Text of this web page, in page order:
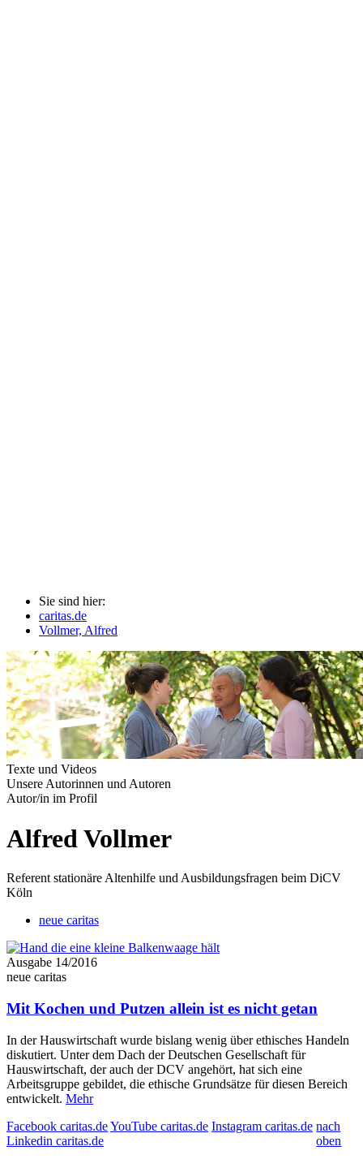
Sie sind hier:
caritas.de
Vollmer, Alfred
Texte und Videos
Unsere Autorinnen und Autoren
Autor/in im Profil
Alfred Vollmer
Referent stationäre Altenhilfe und Ausbildungs­fragen beim DiCV
Köln
neue caritas
Ausgabe 14/2016
neue caritas
Mit Kochen und Putzen allein ist es nicht getan
In der Hauswirtschaft wurde bislang wenig über ethisches Handeln
diskutiert. Unter dem Dach der Deutschen Gesellschaft für
Hauswirtschaft, der auch der DCV angehört, hat sich eine
Arbeitsgruppe gebildet, die ethische Grundsätze für diesen Bereich
entwickelt. Mehr
Facebook caritas.deYouTube caritas.de Instagram caritas.de
Linkedin caritas.de
nach
oben